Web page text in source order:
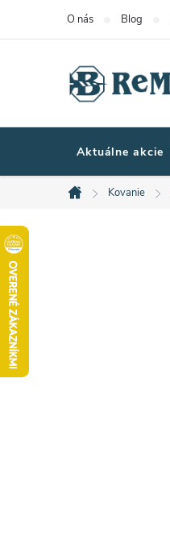
O nás Blog
Aktuálne akcie
Domov
Kovanie